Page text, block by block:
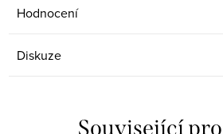
Hodnocení
Diskuze
Související